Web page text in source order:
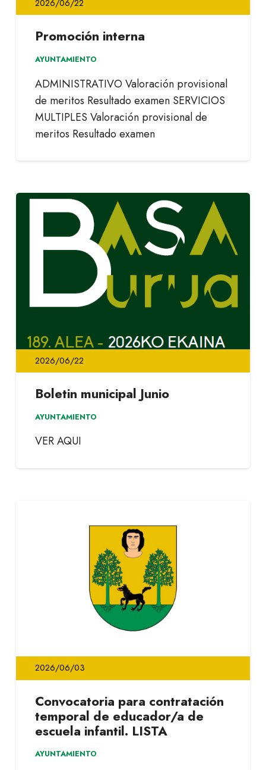
2026/06/22
Promoción interna
AYUNTAMIENTO
ADMINISTRATIVO Valoración provisional
de meritos Resultado examen SERVICIOS
MULTIPLES Valoración provisional de
meritos Resultado examen
2026/06/22
Boletin municipal Junio
AYUNTAMIENTO
VER AQUI
2026/06/03
Convocatoria para contratación
temporal de educador/a de
escuela infantil. LISTA
AYUNTAMIENTO